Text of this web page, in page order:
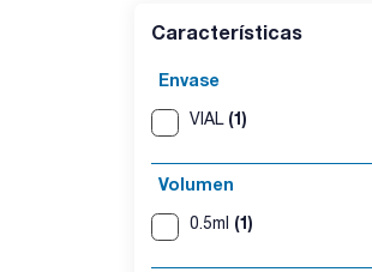
Características
Envase
VIAL (1)
Volumen
0.5ml (1)